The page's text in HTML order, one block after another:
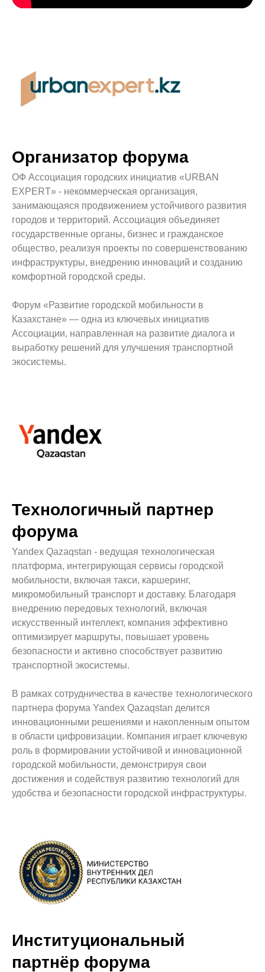
Организатор форума
ОФ Ассоциация городских инициатив «URBAN
EXPERT» - некоммерческая организация,
занимающаяся продвижением устойчивого развития
городов и территорий. Ассоциация объединяет
государственные органы, бизнес и гражданское
общество, реализуя проекты по совершенствованию
инфраструктуры, внедрению инноваций и созданию
комфортной городской среды.
Форум «Развитие городской мобильности в
Казахстане» — одна из ключевых инициатив
Ассоциации, направленная на развитие диалога и
выработку решений для улучшения транспортной
экосистемы.
Технологичный партнер
форума
Yandex Qazaqstan - ведущая технологическая
платформа, интегрирующая сервисы городской
мобильности, включая такси, каршеринг,
микромобильный транспорт и доставку. Благодаря
внедрению передовых технологий, включая
искусственный интеллект, компания эффективно
оптимизирует маршруты, повышает уровень
безопасности и активно способствует развитию
транспортной экосистемы.
В рамках сотрудничества в качестве технологического
партнера форума Yandex Qazaqstan делится
инновационными решениями и накопленным опытом
в области цифровизации. Компания играет ключевую
роль в формировании устойчивой и инновационной
городской мобильности, демонстрируя свои
достижения и содействуя развитию технологий для
удобства и безопасности городской инфраструктуры.
Институциональный
партнёр форума